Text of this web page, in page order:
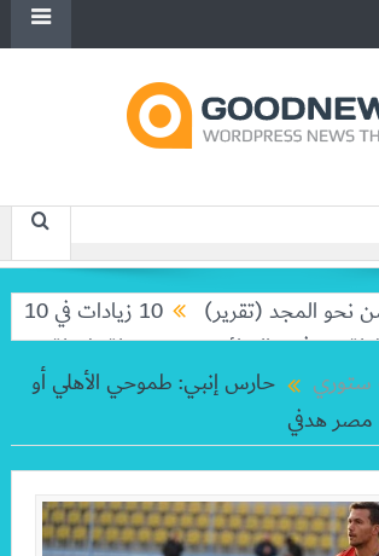
المجد (تقرير)
10 زيادات في 10 سنوات.. هل حان الوقت لرفع دعم البنزين نهائيا؟
ثمن النهائي
بعد رحلة طويلة.. ميسي
ستوري
حارس إنبي: طموحي الأهلي أو
مصر هدفي